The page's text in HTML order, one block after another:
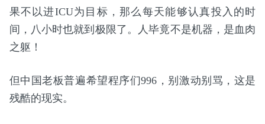
果不以进ICU为目标，那么每天能够认真投入的时
间，八小时也就到极限了。人毕竟不是机器，是血肉
之躯！
但中国老板普遍希望程序们996，别激动别骂，这是
残酷的现实。